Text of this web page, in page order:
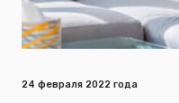
24 февраля 2022 года